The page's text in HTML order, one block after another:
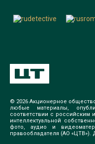
© 2026 Акционерное
любые материалы,
соответствии с российским
интеллектуальной
фото, аудио и
правообладателя (АО «ЦТВ»).